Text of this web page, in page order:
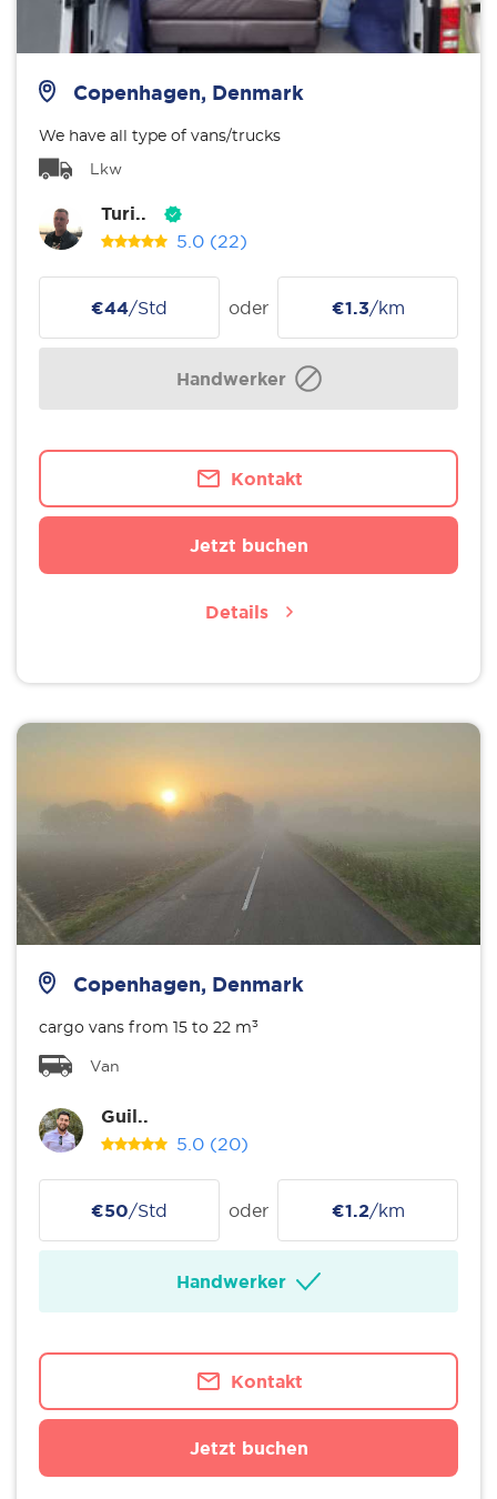
Copenhagen, Denmark
We have all type of vans/trucks
Lkw
Turi..
5.0 (22)
€44/Std oder €1.3/km
Handwerker
Kontakt
Jetzt buchen
Details
Copenhagen, Denmark
cargo vans from 15 to 22 m³
Van
Guil..
5.0 (20)
€50/Std oder €1.2/km
Handwerker
Kontakt
Jetzt buchen